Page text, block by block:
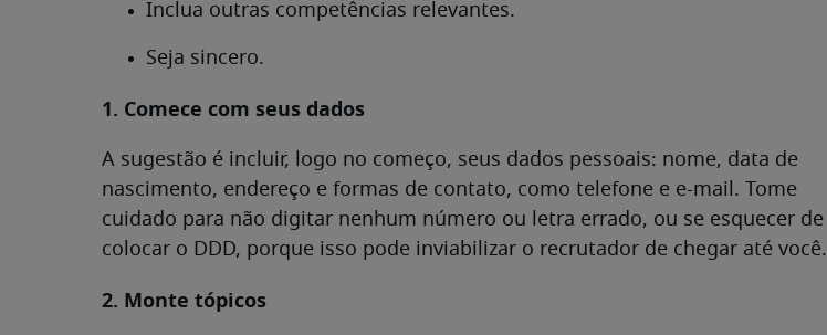
Inclua outras competências relevantes.
Seja sincero.
1. Comece com seus dados
A sugestão é incluir, logo no começo, seus dados pessoais: nome, data de
nascimento, endereço e formas de contato, como telefone e e-mail. Tome
cuidado para não digitar nenhum número ou letra errado, ou se esquecer de
colocar o DDD, porque isso pode inviabilizar o recrutador de chegar até você.
2. Monte tópicos